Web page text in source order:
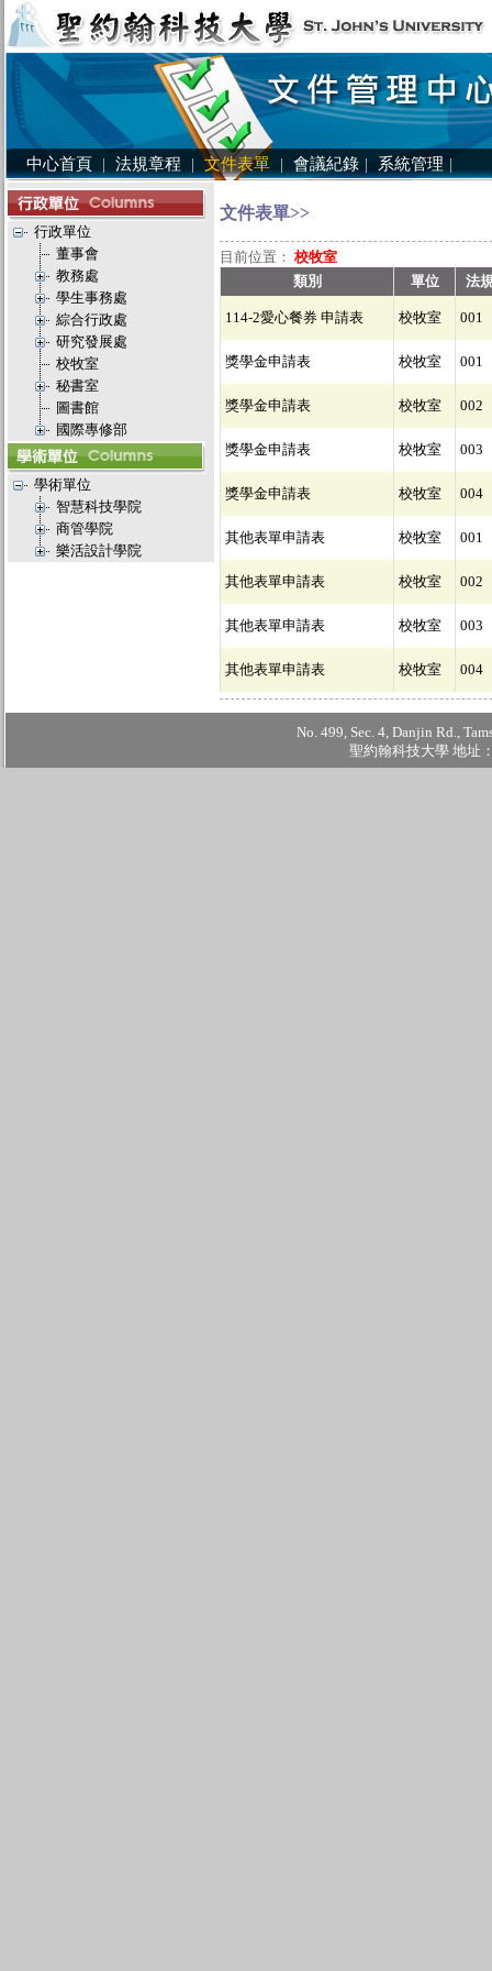
中心首頁 | 法規章程 | 文件表單 | 會議紀錄 | 系統管理 |
行政單位
董事會
教務處
學生事務處
綜合行政處
研究發展處
校牧室
秘書室
圖書館
國際專修部
學術單位
智慧科技學院
商管學院
樂活設計學院
文件表單>>
目前位置： 校牧室
類別
單位 法
114-2愛心餐券 申請表 校牧室 001
獎學金申請表 校牧室 001
獎學金申請表 校牧室 002
獎學金申請表 校牧室 003
獎學金申請表 校牧室 004
其他表單申請表 校牧室 001
其他表單申請表 校牧室 002
其他表單申請表 校牧室 003
其他表單申請表 校牧室 004
No. 499, Sec. 4, Danjin Rd.,
聖約翰科技大學 地址